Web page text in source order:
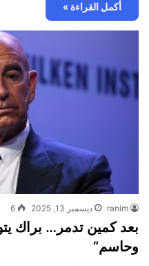
أكمل القراءة »
ranim ديسمبر 13, 2025 6
بعد كمين تدمر… براك
وحاسم”